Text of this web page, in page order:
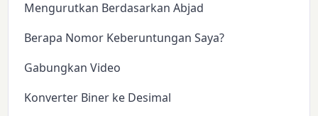
Mengurutkan Berdasarkan Abjad
Berapa Nomor Keberuntungan Saya?
Gabungkan Video
Konverter Biner ke Desimal